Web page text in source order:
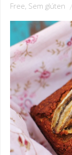
Free, Sem glúten